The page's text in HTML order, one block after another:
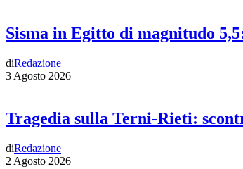
Sisma in Egitto di magnitudo
diRedazione
3 Agosto 2026
Tragedia sulla Terni-Rieti:
diRedazione
2 Agosto 2026